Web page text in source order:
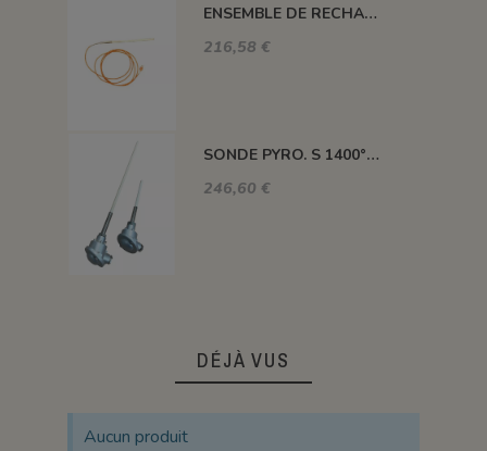
ENSEMBLE DE RECHANGE SONDE 250 MM TYPE S + CORDON 3 M + CONNEXION
216,58 €
SONDE PYRO. S 1400° 300MM AVEC TETE
246,60 €
DÉJÀ VUS
Aucun produit